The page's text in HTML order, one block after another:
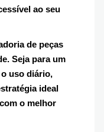
ao seu
de peças
Seja para um
uso diário,
ideal
o melhor